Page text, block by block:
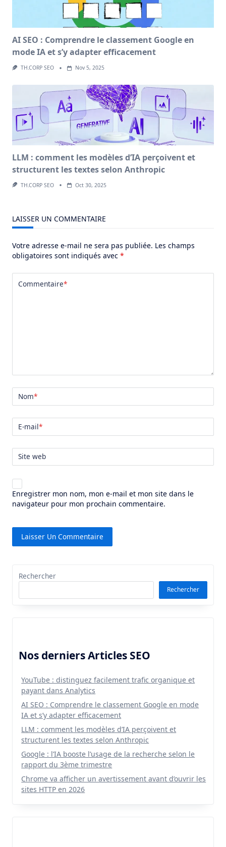
AI SEO : Comprendre le classement Google en
mode IA et s’y adapter efficacement
TH.CORP SEO Nov 5, 2025
LLM : comment les modèles d’IA perçoivent et
structurent les textes selon Anthropic
TH.CORP SEO Oct 30, 2025
LAISSER UN COMMENTAIRE
Votre adresse e-mail ne sera pas publiée. Les champs
obligatoires sont indiqués avec *
Commentaire*
Nom*
E-mail*
Site web
Enregistrer mon nom, mon e-mail et mon site dans le
navigateur pour mon prochain commentaire.
Rechercher
Rechercher
Nos derniers Articles SEO
YouTube : distinguez facilement trafic organique et
payant dans Analytics
AI SEO : Comprendre le classement Google en mode
IA et s’y adapter efficacement
LLM : comment les modèles d’IA perçoivent et
structurent les textes selon Anthropic
Google : l’IA booste l’usage de la recherche selon le
rapport du 3ème trimestre
Chrome va afficher un avertissement avant d’ouvrir les
sites HTTP en 2026